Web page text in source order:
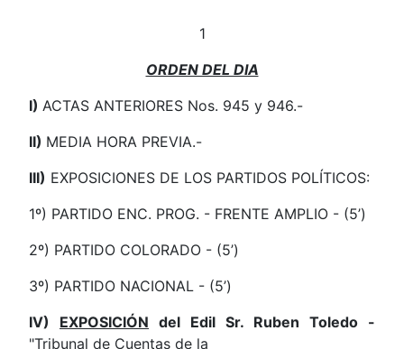
1
ORDEN DEL DIA
I) ACTAS ANTERIORES Nos. 945 y 946.-
II) MEDIA HORA PREVIA.-
III) EXPOSICIONES DE LOS PARTIDOS POLÍTICOS:
1º) PARTIDO ENC. PROG. - FRENTE AMPLIO - (5’)
2º) PARTIDO COLORADO - (5’)
3º) PARTIDO NACIONAL - (5’)
IV) EXPOSICIÓN del Edil Sr. Ruben Toledo -
"Tribunal de Cuentas de la